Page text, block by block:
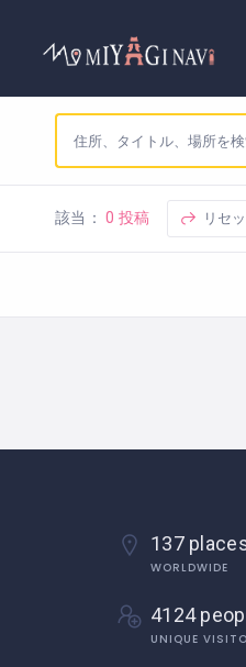
該当：0 投稿 リセ
137
WORLDWIDE
4124
UNIQUE